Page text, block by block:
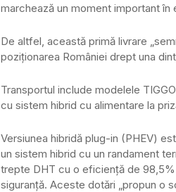
marchează un moment important în
De altfel, această primă livrare
poziționarea României drept una
Transportul include modelele
cu sistem hibrid cu alimentare la
Versiunea hibridă plug-in (PHEV)
un sistem hibrid cu un randament
trepte DHT cu o eficiență de
siguranță. Aceste dotări „propun o